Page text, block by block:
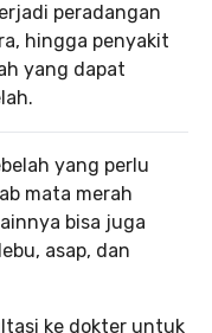
peradangan
hingga penyakit
yang dapat
yang perlu
mata merah
bisa juga
asap, dan
ke dokter untuk